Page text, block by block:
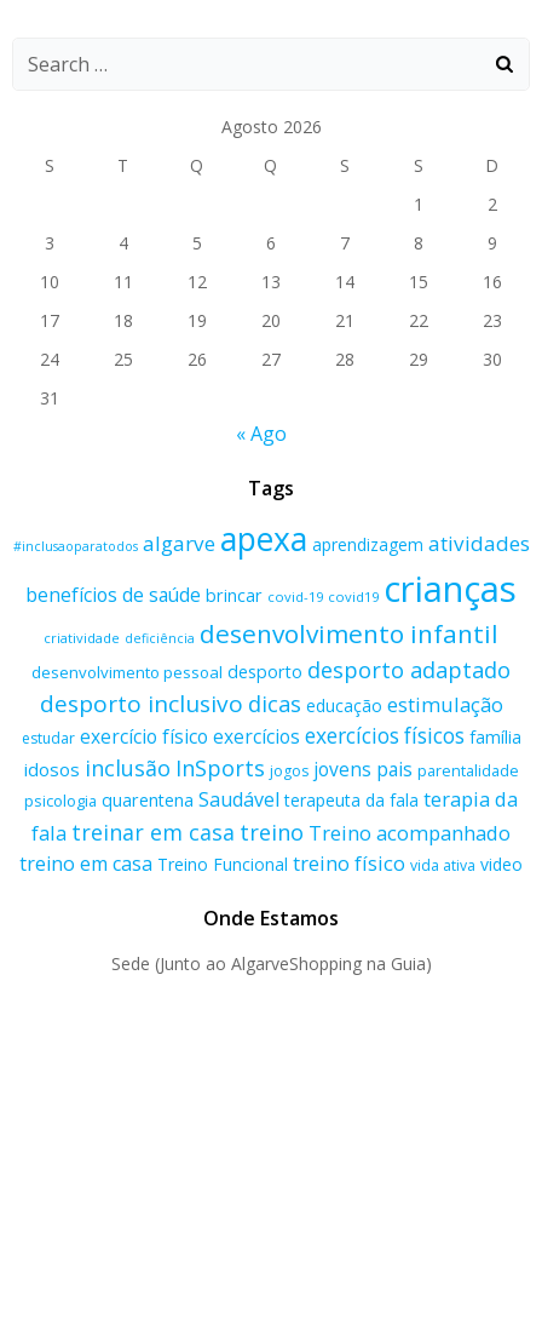
Agosto 2026
S
T Q Q S S
D
1
2
3
4 5 6 7 8
9
10
11 12 13 14 15
16
17
18 19 20 21 22
23
24
25 26 27 28 29
30
31
« Ago
Tags
#inclusaoparatodos algarve apexa aprendizagem atividades
benefícios de saúde brincar covid-19 covid19 crianças
criatividade deficiência desenvolvimento infantil
desenvolvimento pessoal desporto desporto adaptado
desporto inclusivo dicas educação estimulação
estudar exercício físico exercícios exercícios físicos família
idosos inclusão InSports jogos jovens pais parentalidade
psicologia quarentena Saudável terapeuta da fala terapia da
fala treinar em casa treino Treino acompanhado
treino em casa Treino Funcional treino físico vida ativa video
Onde Estamos
Sede (Junto ao AlgarveShopping na Guia)